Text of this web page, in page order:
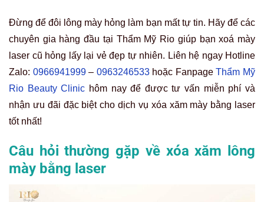
Đừng để đôi lông mày hỏng làm bạn mất tự tin. Hãy để các
chuyên gia hàng đầu tại Thẩm Mỹ Rio giúp bạnxoá mày
laser cũ hỏng lấy lại vẻ đẹp tự nhiên. Liên hệ ngay Hotline
Zalo: 0966941999– 0963246533hoặc FanpageThẩm Mỹ
Rio Beauty Clinic hôm nay để được tư vấn miễn phí và
nhận ưu đãi đặc biệt cho dịch vụ xóa xăm mày bằng laser
tốt nhất!
Câu hỏi thường gặp về xóa xăm lông
mày bằng laser